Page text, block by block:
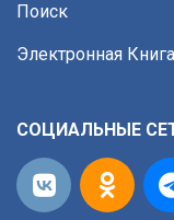
Поиск
Электронная
СОЦИАЛЬНЫЕ